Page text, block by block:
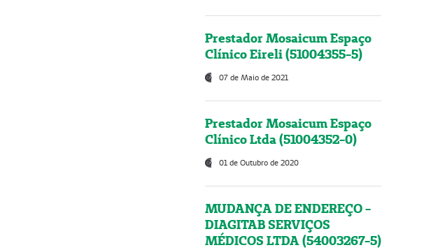
Prestador Mosaicum Espaço
Clínico Eireli (51004355-5)
07 de Maio de 2021
Prestador Mosaicum Espaço
Clínico Ltda (51004352-0)
01 de Outubro de 2020
MUDANÇA DE ENDEREÇO -
DIAGITAB SERVIÇOS
MÉDICOS LTDA (54003267-5)